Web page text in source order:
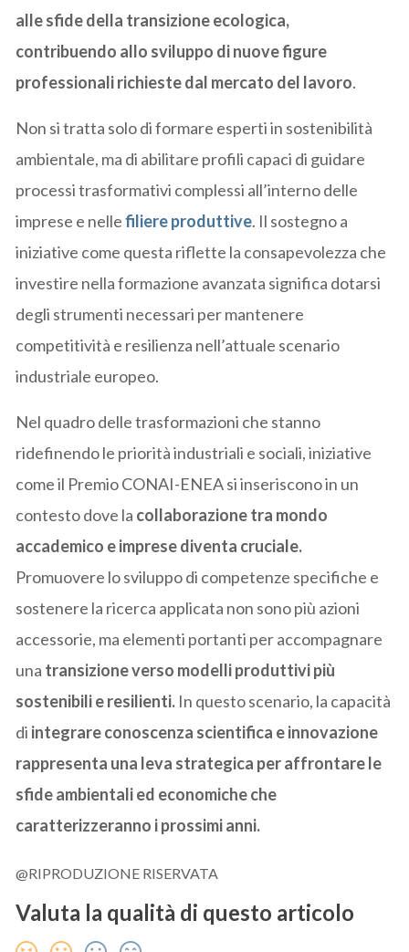
alle sfide della transizione ecologica,
contribuendo allo sviluppo di nuove figure
professionali richieste dal mercato del lavoro.
Non si tratta solo di formare esperti in sostenibilità
ambientale, ma di abilitare profili capaci di guidare
processi trasformativi complessi all’interno delle
imprese e nellefiliere produttive. Il sostegno a
iniziative come questa riflette la consapevolezza che
investire nella formazione avanzata significa dotarsi
degli strumenti necessari per mantenere
competitività e resilienza nell’attuale scenario
industriale europeo.
Nel quadro delle trasformazioni che stanno
ridefinendo le priorità industriali e sociali, iniziative
come il Premio CONAI-ENEA si inseriscono in un
contesto dove la collaborazione tra mondo
accademico e imprese diventa cruciale.
Promuovere lo sviluppo di competenze specifiche e
sostenere la ricerca applicata non sono più azioni
accessorie, ma elementi portanti per accompagnare
una transizione verso modelli produttivi più
sostenibili e resilienti. In questo scenario, la capacità
di integrare conoscenza scientifica e innovazione
rappresenta una leva strategica per affrontare le
sfide ambientali ed economiche che
caratterizzeranno i prossimi anni.
@RIPRODUZIONE RISERVATA
Valuta la qualità di questo articolo